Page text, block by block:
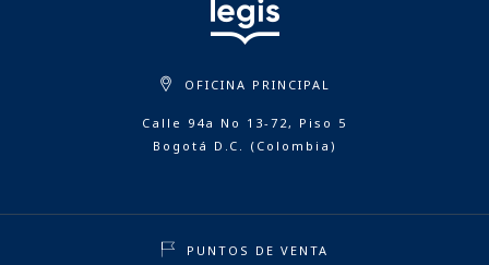
OFICINA PRINCIPAL
Calle 94a No 13-72, Piso 5
Bogotá D.C. (Colombia)
PUNTOS DE VENTA